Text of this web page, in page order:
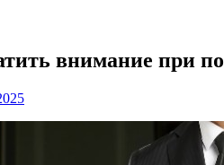
внимание при